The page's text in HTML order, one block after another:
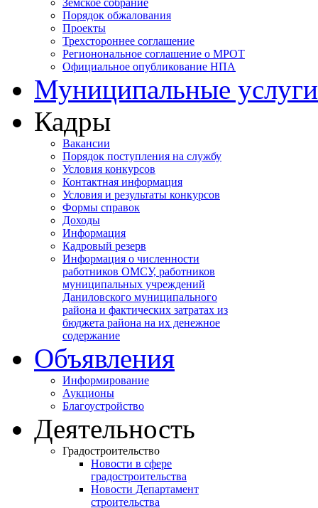
Порядок обжалования
Проекты
Трехстороннее соглашение
Регионональное соглашение о МРОТ
Официальное опубликование НПА
Муниципальные услуги
Кадры
Вакансии
Порядок поступления на службу
Условия конкурсов
Контактная информация
Условия и результаты конкурсов
Формы справок
Доходы
Информация
Кадровый резерв
Информация о численности
работников ОМСУ, работников
муниципальных учреждений
Даниловского муниципального
района и фактических затратах из
бюджета района на их денежное
содержание
Объявления
Информирование
Аукционы
Благоустройство
Деятельность
Градостроительство
Новости в сфере
градостроительства
Новости Департамент
строительства